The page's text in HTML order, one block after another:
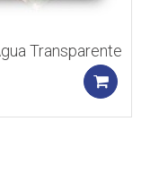
Transparente